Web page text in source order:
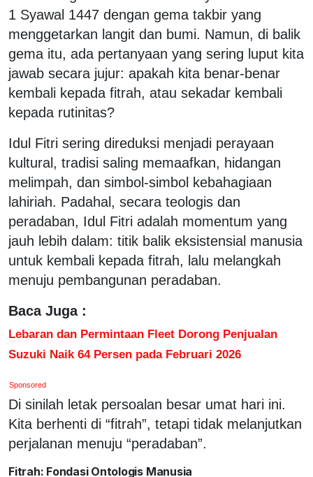
1 Syawal 1447 dengan gema takbir yang
menggetarkan langit dan bumi. Namun, di balik
gema itu, ada pertanyaan yang sering luput kita
jawab secara jujur: apakah kita benar-benar
kembali kepada fitrah, atau sekadar kembali
kepada rutinitas?
Idul Fitri sering direduksi menjadi perayaan
kultural, tradisi saling memaafkan, hidangan
melimpah, dan simbol-simbol kebahagiaan
lahiriah. Padahal, secara teologis dan
peradaban, Idul Fitri adalah momentum yang
jauh lebih dalam: titik balik eksistensial manusia
untuk kembali kepada fitrah, lalu melangkah
menuju pembangunan peradaban.
Baca Juga :
Lebaran dan Permintaan Fleet Dorong Penjualan
Suzuki Naik 64 Persen pada Februari 2026
Sponsored
Di sinilah letak persoalan besar umat hari ini.
Kita berhenti di “fitrah”, tetapi tidak melanjutkan
perjalanan menuju “peradaban”.
Fitrah: Fondasi Ontologis Manusia